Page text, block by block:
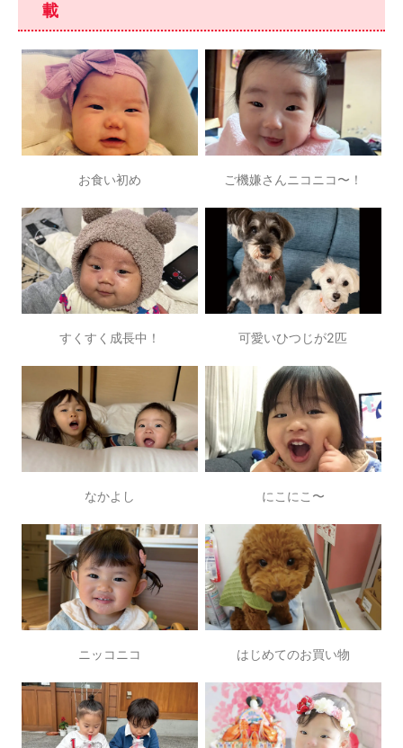
載
お食い初め ご機嫌さんニコニコ〜！
すくすく成長中！ 可愛いひつじが2匹
なかよし にこにこ〜
ニッコニコ はじめてのお買い物